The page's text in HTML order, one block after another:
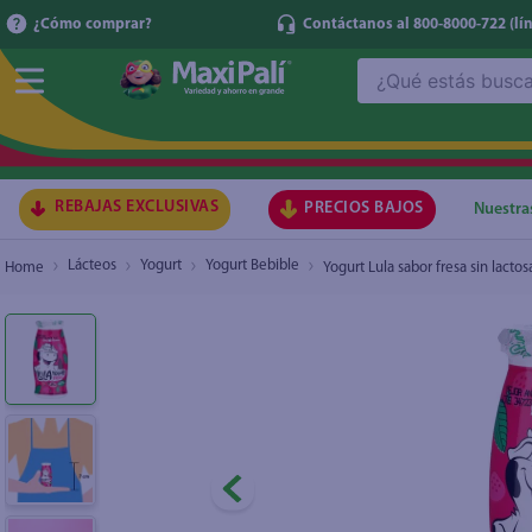
¿Cómo comprar? Contáctanos al 800-8000-722
REBAJAS EXCLUSIVAS PRECIOS BAJOS
Lácteos Yogurt Yogurt Bebible Yogurt Lula sabor fresa sin
Yogurt Lula sabor fresa sin lactosa - 100 ml
1.
2.